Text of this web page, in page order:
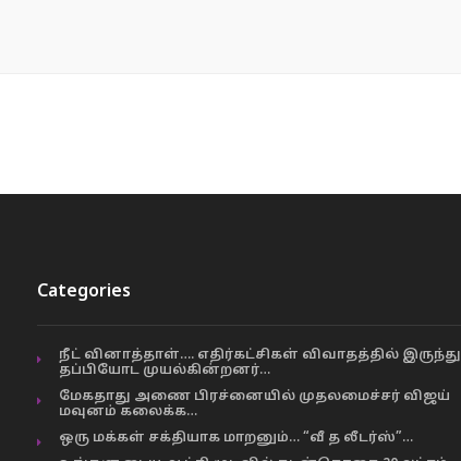
Categories
நீட் வினாத்தாள்…. எதிர்கட்சிகள் விவாதத்தில் இருந்து
தப்பியோட முயல்கின்றனர்…
மேகதாது அணை பிரச்னையில் முதலமைச்சர் விஜய்
மவுனம் கலைக்க…
ஒரு மக்கள் சக்தியாக மாறனும்… “வீ த லீடர்ஸ்”…